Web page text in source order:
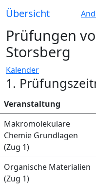
Übersicht
Prüfungen
Storsberg
Kalender
1.
Veranstaltung
Makromolekulare
Chemie Grundlagen
(Zug 1)
Organische Materialien
(Zug 1)